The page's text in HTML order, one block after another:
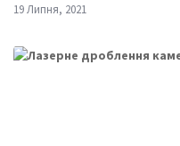
19 Липня, 2021